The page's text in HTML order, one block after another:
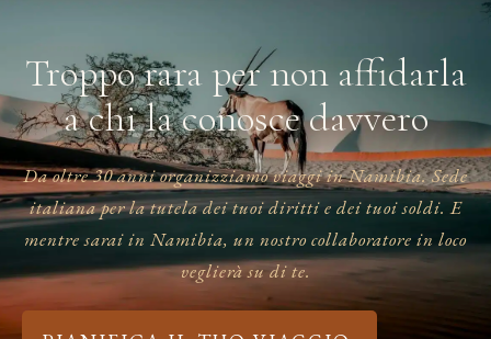
Troppo rara per non affidarla
a chi la conosce davvero
Da oltre 30 anni organizziamo viaggi in Namibia. Sede
italiana per la tutela dei tuoi diritti e dei tuoi soldi. E
mentre sarai in Namibia, un nostro collaboratore in loco
veglierà su di te.